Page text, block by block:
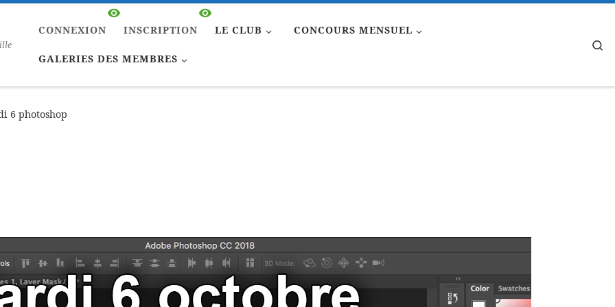
CONNEXION INSCRIPTION LE CLUB CONCOURS MENSUEL
GALERIES DES MEMBRES
6 photoshop